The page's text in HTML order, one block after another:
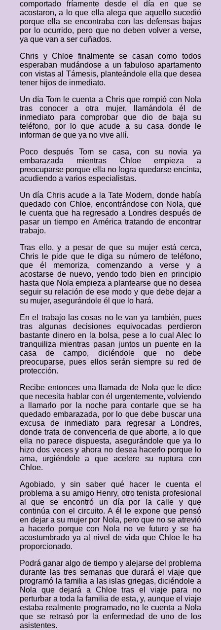
comportado fríamente desde el día en que se
acostaron, a lo que ella alega que aquello sucedió
porque ella se encontraba con las defensas bajas
por lo ocurrido, pero que no deben volver a verse,
ya que van a ser cuñados.
Chris y Chloe finalmente se casan como todos
esperaban mudándose a un fabuloso apartamento
con vistas al Támesis, planteándole ella que desea
tener hijos de inmediato.
Un día Tom le cuenta a Chris que rompió con Nola
tras conocer a otra mujer, llamándola él de
inmediato para comprobar que dio de baja su
teléfono, por lo que acude a su casa donde le
informan de que ya no vive allí.
Poco después Tom se casa, con su novia ya
embarazada mientras Chloe empieza a
preocuparse porque ella no logra quedarse encinta,
acudiendo a varios especialistas.
Un día Chris acude a la Tate Modern, donde había
quedado con Chloe, encontrándose con Nola, que
le cuenta que ha regresado a Londres después de
pasar un tiempo en América tratando de encontrar
trabajo.
Tras ello, y a pesar de que su mujer está cerca,
Chris le pide que le diga su número de teléfono,
que él memoriza, comenzando a verse y a
acostarse de nuevo, yendo todo bien en principio
hasta que Nola empieza a plantearse que no desea
seguir su relación de ese modo y que debe dejar a
su mujer, asegurándole él que lo hará.
En el trabajo las cosas no le van ya también, pues
tras algunas decisiones equivocadas perdieron
bastante dinero en la bolsa, pese a lo cual Alec lo
tranquiliza mientras pasan juntos un puente en la
casa de campo, diciéndole que no debe
preocuparse, pues ellos serán siempre su red de
protección.
Recibe entonces una llamada de Nola que le dice
que necesita hablar con él urgentemente, volviendo
a llamarlo por la noche para contarle que se ha
quedado embarazada, por lo que debe buscar una
excusa de inmediato para regresar a Londres,
donde trata de convencerla de que aborte, a lo que
ella no parece dispuesta, asegurándole que ya lo
hizo dos veces y ahora no desea hacerlo porque lo
ama, urgiéndole a que acelere su ruptura con
Chloe.
Agobiado, y sin saber qué hacer le cuenta el
problema a su amigo Henry, otro tenista profesional
al que se encontró un día por la calle y que
continúa con el circuito. A él le expone que pensó
en dejar a su mujer por Nola, pero que no se atrevió
a hacerlo porque con Nola no ve futuro y se ha
acostumbrado ya al nivel de vida que Chloe le ha
proporcionado.
Podrá ganar algo de tiempo y alejarse del problema
durante las tres semanas que durará el viaje que
programó la familia a las islas griegas, diciéndole a
Nola que dejará a Chloe tras el viaje para no
perturbar a toda la familia de esta, y, aunque el viaje
estaba realmente programado, no le cuenta a Nola
que se retrasó por la enfermedad de uno de los
asistentes.